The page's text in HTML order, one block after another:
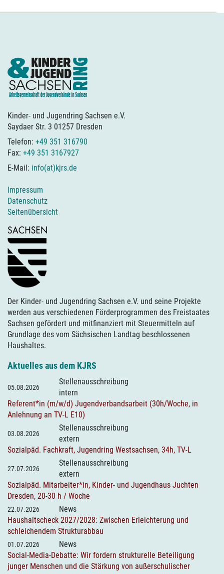
Kinder- und Jugendring Sachsen e.V.
Saydaer Str. 3 01257 Dresden
Telefon: +49 351 316790
Fax: +49 351 3167927
E-Mail: info(at)kjrs.de
Impressum
Datenschutz
Seitenübersicht
Der Kinder- und Jugendring Sachsen e.V. und seine Projekte
werden aus verschiedenen Förderprogrammen des Freistaates
Sachsen gefördert und mitfinanziert mit Steuermitteln auf
Grundlage des vom Sächsischen Landtag beschlossenen
Haushaltes.
Aktuelles aus dem KJRS
05.08.2026
Stellenausschreibung
intern
Referent*in (m/w/d) Jugendverbandsarbeit (30h/Woche, in
Anlehnung an TV-L E10)
03.08.2026
Stellenausschreibung
extern
Sozialpäd. Fachkraft, Jugendring Westsachsen, 34h, TV-L
27.07.2026
Stellenausschreibung
extern
Sozialpäd. Mitarbeiter*in, Kinder- und Jugendhaus Juchten
Dresden, 20-30 h / Woche
22.07.2026
News
Haushaltscheck 2027/2028: Zwischen Erleichterung und
schleichendem Strukturabbau
01.07.2026
News
Social-Media-Debatte: Wir fordern strukturelle Beteiligung
junger Menschen und die Stärkung von außerschulischer